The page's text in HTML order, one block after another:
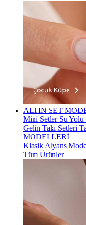
ALTIN SET
Mini Setler Su Yolu
Gelin Takı Setleri
MODELLERİ
Klasik Alyans
Tüm Ürünler